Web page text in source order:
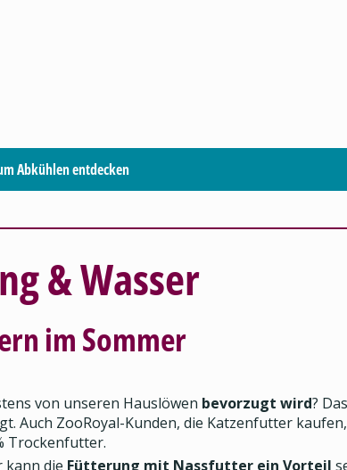
Abkühlen entdecken
& Wasser
im Sommer
von unseren Hauslöwen bevorzugt wird?
Auch ZooRoyal-Kunden, die Katzenfutter
Trockenfutter.
kann die Fütterung mit Nassfutter ein Vorteil